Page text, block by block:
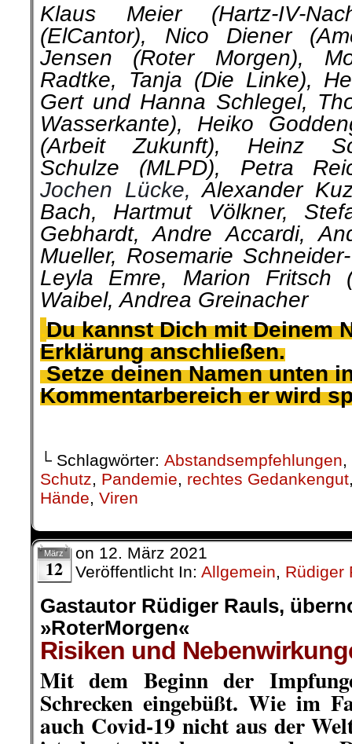
Klaus Meier (Hartz-IV-
(ElCantor), Nico Diener
Jensen (Roter Morgen),
Radtke, Tanja (Die Linke),
Gert und Hanna Schlegel,
Wasserkante), Heiko
(Arbeit Zukunft), Heinz
Schulze (MLPD), Petra
Jochen Lücke,Alexander
Bach, Hartmut Völkner,
Gebhardt, Andre Accardi,
Mueller, Rosemarie
Leyla Emre, Marion
Waibel,Andrea Greinacher
.Du kannst Dich mit Deinem
Erklärung anschließen.
.Setze deinen Namen unten
Kommentarbereich er wird
└ Schlagwörter: Abstandsempfehlungen,
Schutz, Pandemie, rechtes Gedankengut
Hände, Viren
März
12
on 12. März 2021
Veröffentlicht In: Allgemein, Rüdiger
Gastautor Rüdiger Rauls,
»RoterMorgen«
Risiken und
Mit dem Beginn der
Schrecken eingebüßt. Wie im
auch Covid-19 nicht aus der